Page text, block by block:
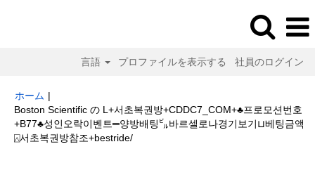
言語 プロファイルを表示する 社員のログイン
ホーム |
Boston Scientific の L+서초복권방+CDDC7_CОM+♣프로모션번호
+B77♣성인오락이벤트═양방배팅㌱바르셀로나경기보기⊔베팅금액
⍓서초복권방참조+bestride/(現